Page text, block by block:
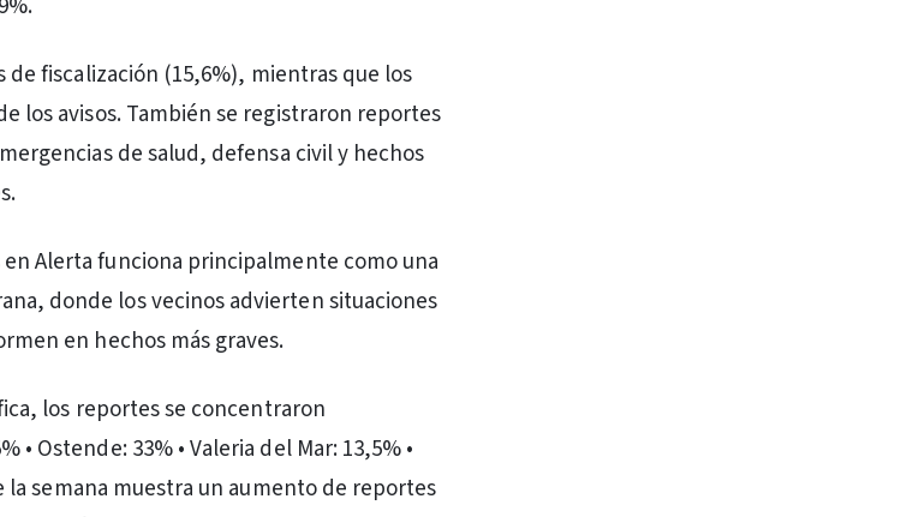
fiscalización (15,6%), mientras que los
los avisos. También se registraron reportes
de salud, defensa civil y hechos
Alerta funciona principalmente como una
donde los vecinos advierten situaciones
en hechos más graves.
los reportes se concentraron
• Ostende: 33% • Valeria del Mar: 13,5% •
la semana muestra un aumento de reportes